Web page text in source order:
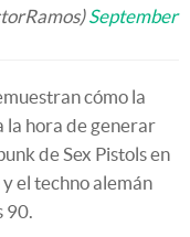
September
cómo la
la hora de generar
de Sex Pistols en
el techno alemán
90.